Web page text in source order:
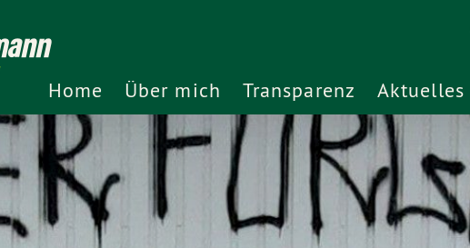
Home Über mich Transparenz Aktuelles